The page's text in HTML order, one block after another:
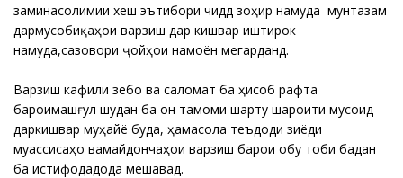
заминасолимии хеш эътибори чиддӣ зоҳир намуда мунтазам
дармусобиқаҳои варзишӣ дар кишвар иштирок
намуда,сазовори ҷойҳои намоён мегарданд.
Варзиш кафили зебоӣ ва саломатӣ ба ҳисоб рафта
бароимашғул шудан ба он тамоми шарту шароити мусоид
даркишвар муҳайё буда, ҳамасола теъдоди зиёди
муассисаҳо вамайдончаҳои варзишӣ барои обу тоби бадан
ба истифодадода мешавад.